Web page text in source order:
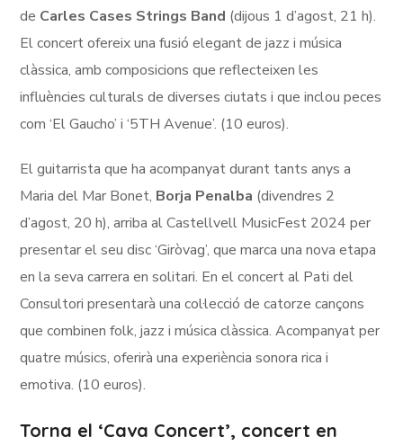
de Carles Cases Strings Band (dijous 1 d’agost, 21 h).
El concert ofereix una fusió elegant de jazz i música
clàssica, amb composicions que reflecteixen les
influències culturals de diverses ciutats i que inclou peces
com ‘El Gaucho’ i ‘5TH Avenue’. (10 euros).
El guitarrista que ha acompanyat durant tants anys a
Maria del Mar Bonet, Borja Penalba (divendres 2
d’agost, 20 h), arriba al Castellvell MusicFest 2024 per
presentar el seu disc ‘Giròvag’, que marca una nova etapa
en la seva carrera en solitari. En el concert al Pati del
Consultori presentarà una col·lecció de catorze cançons
que combinen folk, jazz i música clàssica. Acompanyat per
quatre músics, oferirà una experiència sonora rica i
emotiva. (10 euros).
Torna el ‘Cava Concert’, concert en